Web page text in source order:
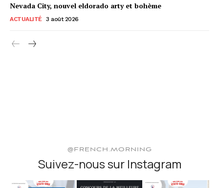
Nevada City, nouvel eldorado arty et bohème
ACTUALITÉ 3 août 2026
@FRENCH.MORNING
Suivez-nous sur Instagram